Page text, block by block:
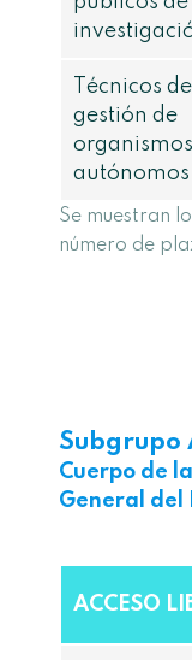
Técnicos de
gestión de
organismos
autónomos
Se muestran
número de
Subgrupo
Cuerpo de
General del
ACCESO